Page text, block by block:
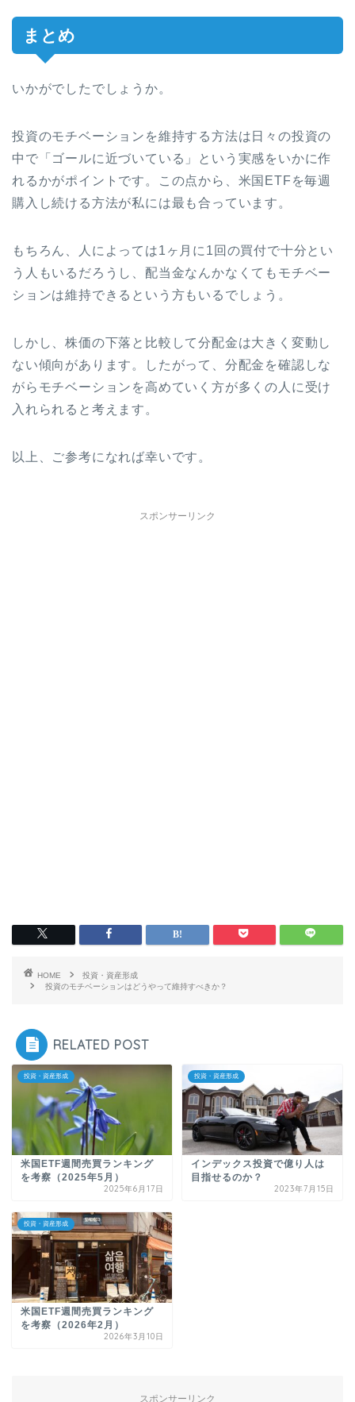
まとめ
いかがでしたでしょうか。
投資のモチベーションを維持する方法は日々の投資の
中で「ゴールに近づいている」という実感をいかに作
れるかがポイントです。この点から、米国ETFを毎週
購入し続ける方法が私には最も合っています。
もちろん、人によっては1ヶ月に1回の買付で十分とい
う人もいるだろうし、配当金なんかなくてもモチベー
ションは維持できるという方もいるでしょう。
しかし、株価の下落と比較して分配金は大きく変動し
ない傾向があります。したがって、分配金を確認しな
がらモチベーションを高めていく方が多くの人に受け
入れられると考えます。
以上、ご参考になれば幸いです。
スポンサーリンク
HOME
投資・資産形成
投資のモチベーションはどうやって維持すべきか？
RELATED POST
投資・資産形成
米国ETF週間売買ランキング
を考察（2025年5月）
2025年6月17日
投資・資産形成
インデックス投資で億り人は
目指せるのか？
2023年7月15日
投資・資産形成
米国ETF週間売買ランキング
を考察（2026年2月）
2026年3月10日
スポンサーリンク